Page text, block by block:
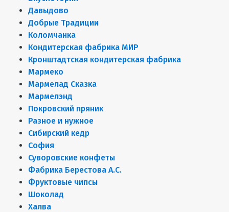
Давыдово
Добрые Традиции
Коломчанка
Кондитерская фабрика МИР
Кронштадтская кондитерская фабрика
Мармеко
Мармелад Сказка
Мармелэнд
Покровский пряник
Разное и нужное
Сибирский кедр
София
Суворовские конфеты
Фабрика Берестова А.С.
Фруктовые чипсы
Шоколад
Халва